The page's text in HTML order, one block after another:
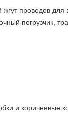
проводов для
погрузчик,
и коричневые